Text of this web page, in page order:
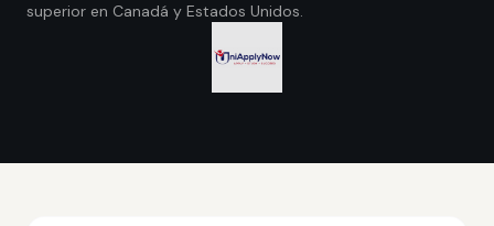
superior en Canadá y Estados Unidos.